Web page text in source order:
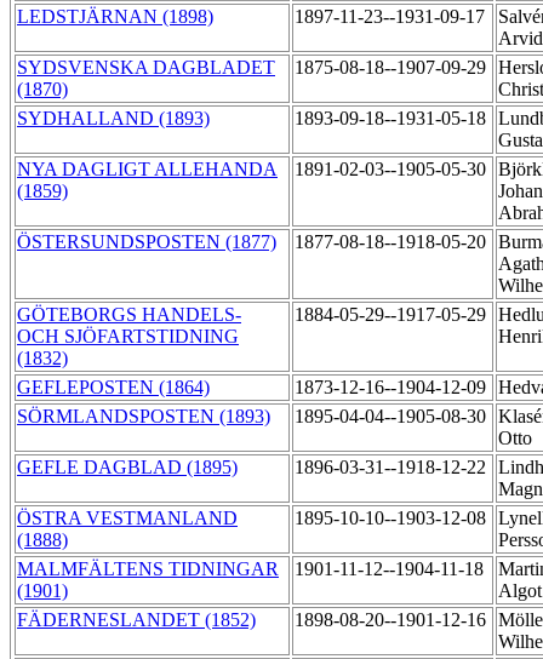
LEDSTJÄRNAN (1898) 1897-11-23--1931-09-17
SYDSVENSKA DAGBLADET
(1870)
1875-08-18--1907-09-29
SYDHALLAND (1893)
1893-09-18--1931-05-18
NYA DAGLIGT ALLEHANDA
(1859)
1891-02-03--1905-05-30
Johan
ÖSTERSUNDSPOSTEN (1877)
1877-08-18--1918-05-20
GÖTEBORGS HANDELS-
OCH SJÖFARTSTIDNING
(1832)
1884-05-29--1917-05-29
GEFLEPOSTEN (1864) 1873-12-16--1904-12-09
SÖRMLANDSPOSTEN (1893)
1895-04-04--1905-08-30
Otto
GEFLE DAGBLAD (1895)
1896-03-31--1918-12-22
ÖSTRA VESTMANLAND
(1888)
1895-10-10--1903-12-08
MALMFÄLTENS TIDNINGAR
(1901)
1901-11-12--1904-11-18
FÄDERNESLANDET (1852)
1898-08-20--1901-12-16